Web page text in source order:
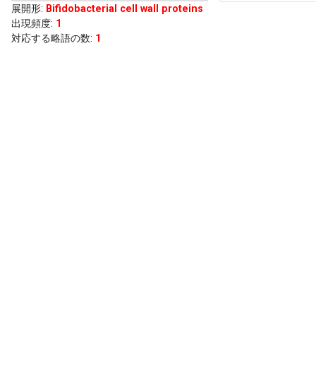
展開形: Bifidobacterial cell wall proteins
出現頻度: 1
対応する略語の数: 1